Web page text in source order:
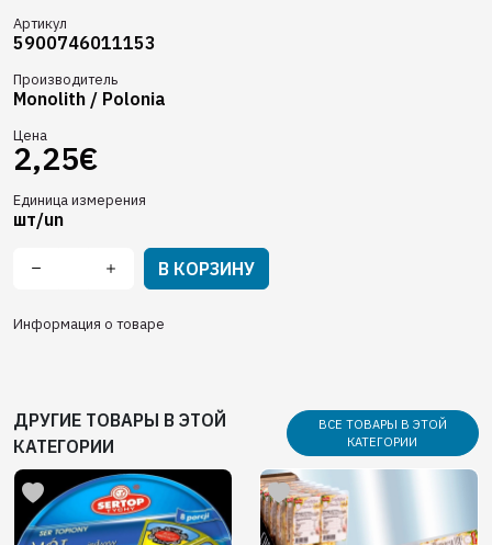
Артикул
5900746011153
Производитель
Monolith / Polonia
Цена
2,25€
Единица измерения
шт/un
В КОРЗИНУ
Информация о товаре
ДРУГИЕ ТОВАРЫ В ЭТОЙ
КАТЕГОРИИ
ВСЕ ТОВАРЫ В ЭТОЙ
КАТЕГОРИИ